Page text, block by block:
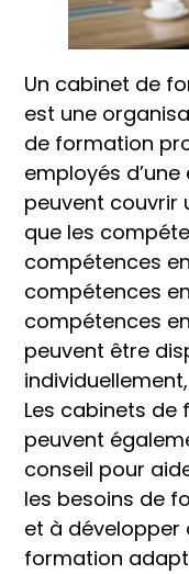
Un cabinet de
est une
de formation
employés
peuvent couvrir
que les
compétences
compétences
compétences
peuvent être
Les cabinets
peuvent
conseil pour
les besoins de
et à
formation